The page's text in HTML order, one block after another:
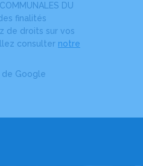
DU
finalités
de droits sur vos
consulter notre
de Google